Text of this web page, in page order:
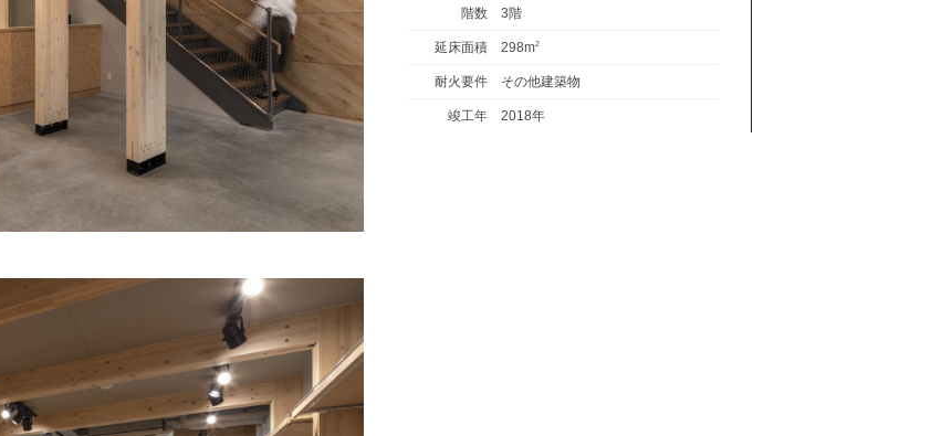
階数 3階
延床面積 298m2
耐火要件 その他建築物
竣工年 2018年